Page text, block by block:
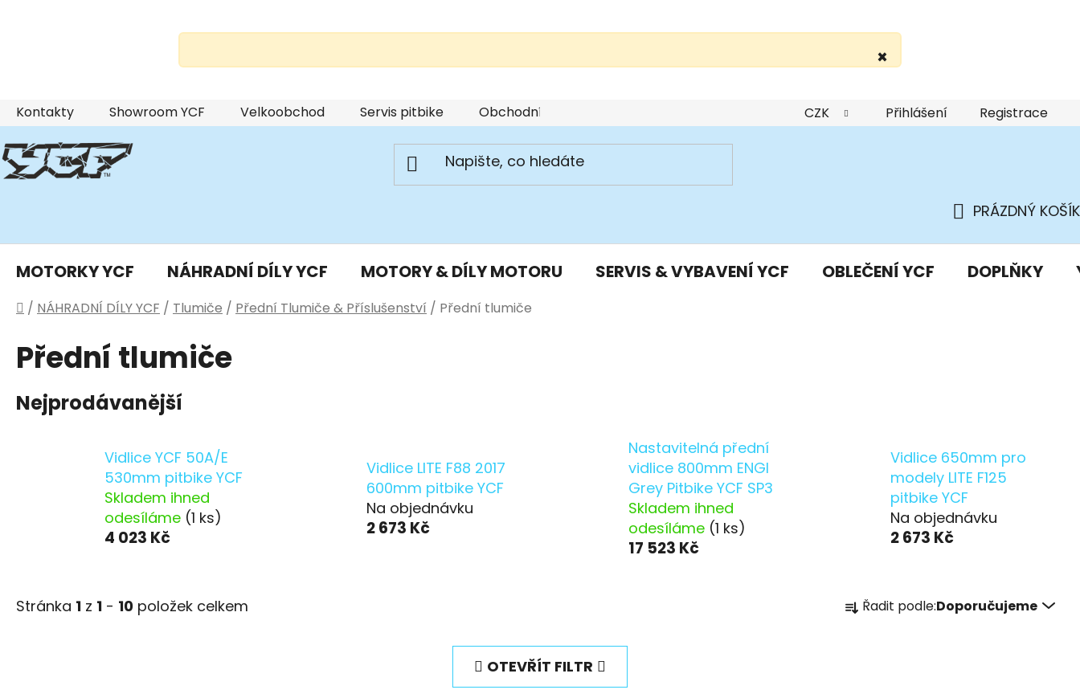
×
Přejít
na
obsah
Kontakty Showroom YCF Velkoobchod Servis pitbike Obchodní podmínky Podmínky ochrany osobních údajů
CZK Přihlášení Registrace
KOŠÍK
PRÁZDNÝ KOŠÍK
MOTORKY YCF NÁHRADNÍ DÍLY YCF MOTORY & DÍLY MOTORU SERVIS & VYBAVENÍ YCF OBLEČENÍ YCF DOPLŇKY
Domů
/ NÁHRADNÍ DÍLY YCF / Tlumiče / Přední Tlumiče & Příslušenství / Přední tlumiče
Přední tlumiče
Nejprodávanější
Vidlice YCF 50A/E
530mm pitbike YCF
Skladem ihned
odesíláme (1 ks)
4 023 Kč
Vidlice LITE F88 2017
600mm pitbike YCF
Na objednávku
2 673 Kč
Nastavitelná přední
vidlice 800mm ENGI
Grey Pitbike YCF SP3
Skladem ihned
odesíláme (1 ks)
17 523 Kč
Vidlice 650mm pro
modely LITE F125
pitbike YCF
Na objednávku
2 673 Kč
Stránka 1 z 1 - 10 položek celkem a Řadit podle:Doporučujeme
OTEVŘÍT FILTR